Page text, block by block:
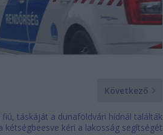
Következő
fiú, táskáját a dunaföldvári hídnál találták
kétségbeesve kéri a lakosság segítségét